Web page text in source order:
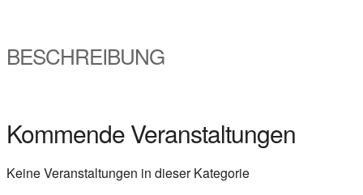
BESCHREIBUNG
Kommende Veranstaltungen
Keine Veranstaltungen in dieser Kategorie